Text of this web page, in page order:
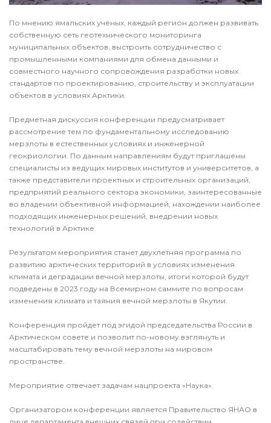
По мнению ямальских учёных, каждый регион должен развивать
собственную сеть геотехнического мониторинга
муниципальных объектов, выстроить сотрудничество с
промышленными компаниями для обмена данными и
совместного научного сопровождения разработки новых
стандартов по проектированию, строительству и эксплуатации
объектов в условиях Арктики.
Предметная дискуссия конференции предусматривает
рассмотрение тем по фундаментальному исследованию
мерзлоты в естественных условиях и инженерной
геокриологии. По данным направлениям будут приглашены
специалисты из ведущих мировых институтов и университетов, а
также представители проектных и строительных организаций,
предприятий реального сектора экономики, заинтересованные
во владении объективной информацией, нахождении наиболее
подходящих инженерных решений, внедрении новых
технологий в Арктике.
Результатом мероприятия станет двухлетняя программа по
развитию арктических территорий в условиях изменения
климата и деградации вечной мерзлоты, итоги которой будут
подведены в 2023 году на Всемирном саммите по вопросам
изменения климата и таяния вечной мерзлоты в Якутии.
Конференция пройдет под эгидой председательства России в
Арктическом совете и позволит по-новому взглянуть и
масштабировать тему вечной мерзлоты на мировом
пространстве.
Мероприятие отвечает задачам нацпроекта «Наука».
Организатором конференции является Правительство ЯНАО в